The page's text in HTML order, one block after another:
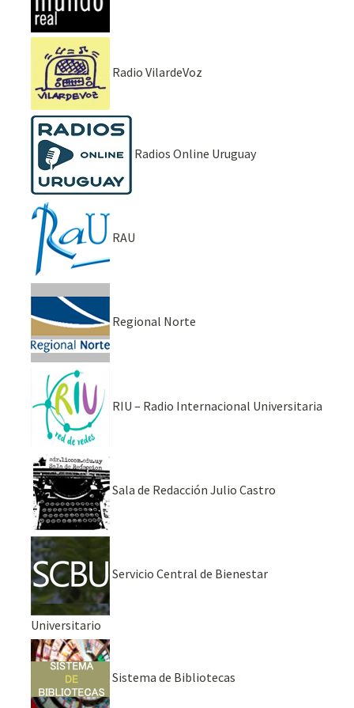
Radio VilardeVoz
Radios Online Uruguay
RAU
Regional Norte
RIU – Radio Internacional Universitaria
Sala de Redacción Julio Castro
Servicio Central de Bienestar
Universitario
Sistema de Bibliotecas